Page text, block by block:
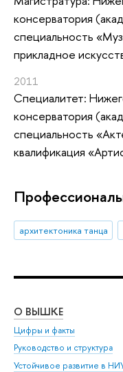
консерватория
специальность
прикладное
2011
Специалитет:
консерватория
специальность
квалификация
архитектоника танца
О ВЫШКЕ
Цифры и факты
Руководство и структура
Устойчивое развитие в